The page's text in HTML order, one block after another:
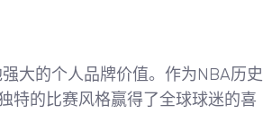
大的个人品牌价值。作为NBA历史
特的比赛风格赢得了全球球迷的喜